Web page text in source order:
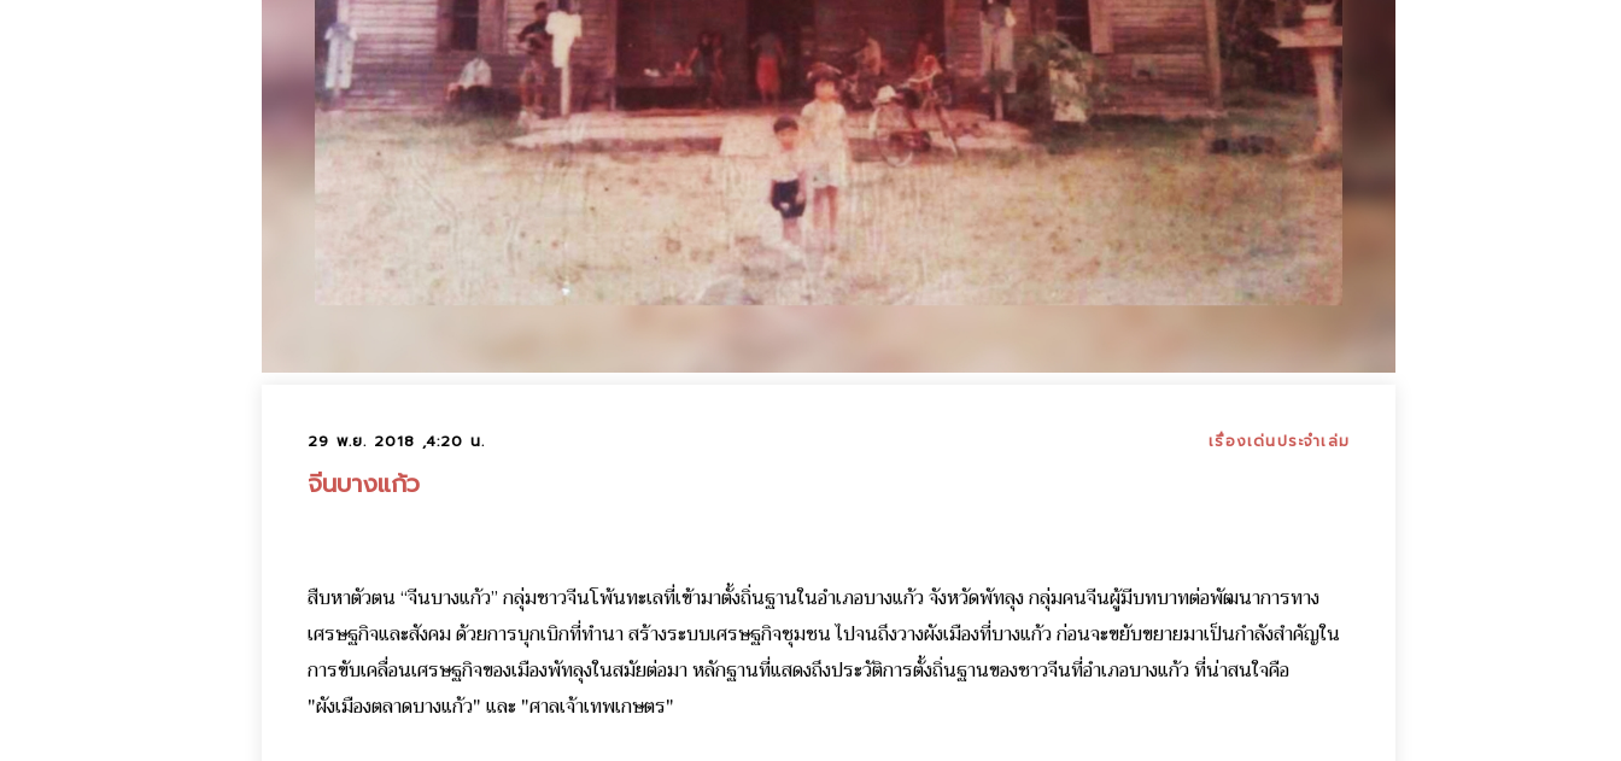
29 พ.ย. 2018 ,4:20 น. เรื่องเด่นประจำเล่ม
จีนบางแก้ว
สืบหาตัวตน “จีนบางแก้ว” กลุ่มชาวจีนโพ้นทะเลที่เข้ามาตั้งถิ่นฐานในอำเภอบางแก้ว จังหวัดพัทลุง กลุ่มคนจีนผู้มีบทบาทต่อพัฒนาการทาง
เศรษฐกิจและสังคม ด้วยการบุกเบิกที่ทำนา สร้างระบบเศรษฐกิจชุมชน ไปจนถึงวางผังเมืองที่บางแก้ว ก่อนจะขยับขยายมาเป็นกำลังสำคัญใน
การขับเคลื่อนเศรษฐกิจของเมืองพัทลุงในสมัยต่อมาหลักฐานที่แสดงถึงประวัติการตั้งถิ่นฐานของชาวจีนที่อำเภอบางแก้ว ที่น่าสนใจคือ
"ผังเมืองตลาดบางแก้ว" และ "ศาลเจ้าเทพเกษตร"